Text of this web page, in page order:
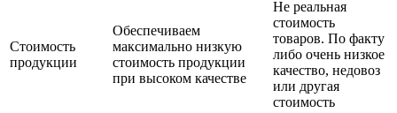
Стоимость
продукции
Обеспечиваем
максимально низкую
стоимость продукции
при высоком качестве
Не реальная
стоимость
товаров. По факту
либо очень низкое
качество, недовоз
или другая
стоимость